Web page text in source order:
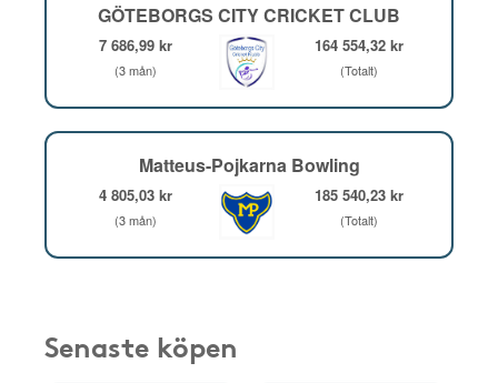
GÖTEBORGS CITY CRICKET CLUB
7 686,99 kr
(3 mån)
164 554,32 kr
(Totalt)
Matteus-Pojkarna Bowling
4 805,03 kr
(3 mån)
185 540,23 kr
(Totalt)
Senaste köpen